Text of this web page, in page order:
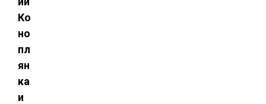
Ко
но
пл
ян
ка
и